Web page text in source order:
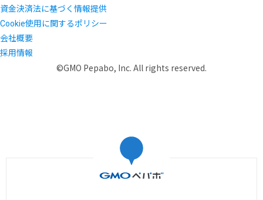
資金決済法に基づく情報提供
Cookie使用に関するポリシー
会社概要
採用情報
©GMO Pepabo, Inc. All rights reserved.